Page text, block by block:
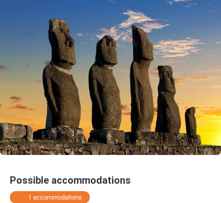
Possible accommodations
1 accommodations